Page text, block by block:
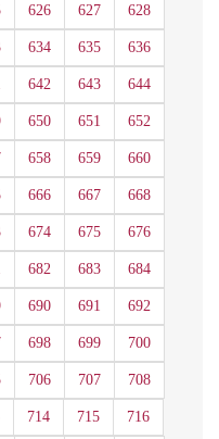
626 627 628
634 635 636
642 643 644
650 651 652
658 659 660
666 667 668
674 675 676
682 683 684
690 691 692
698 699 700
706 707 708
714 715 716